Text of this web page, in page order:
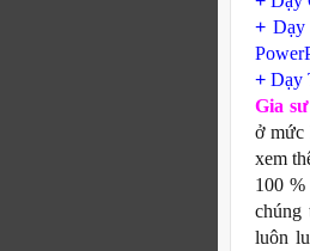
+ Dạy
+ Dạy
Gia
ở mức
xem
100
luôn